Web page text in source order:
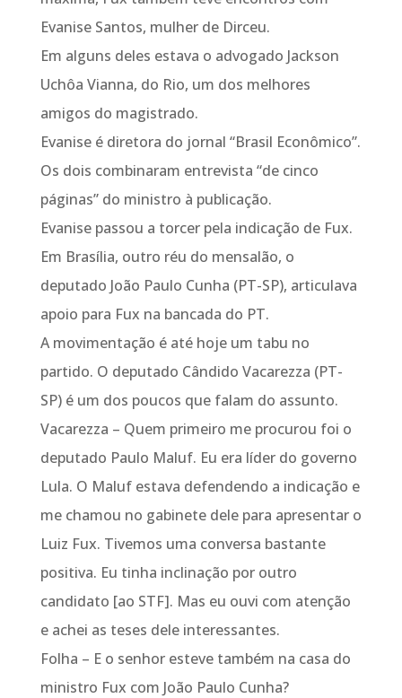
Evanise Santos, mulher de Dirceu.
Em alguns deles estava o advogado Jackson
Uchôa Vianna, do Rio, um dos melhores
amigos do magistrado.
Evanise é diretora do jornal “Brasil Econômico”.
Os dois combinaram entrevista “de cinco
páginas” do ministro à publicação.
Evanise passou a torcer pela indicação de Fux.
Em Brasília, outro réu do mensalão, o
deputado João Paulo Cunha (PT-SP), articulava
apoio para Fux na bancada do PT.
A movimentação é até hoje um tabu no
partido. O deputado Cândido Vacarezza (PT-
SP) é um dos poucos que falam do assunto.
Vacarezza – Quem primeiro me procurou foi o
deputado Paulo Maluf. Eu era líder do governo
Lula. O Maluf estava defendendo a indicação e
me chamou no gabinete dele para apresentar o
Luiz Fux. Tivemos uma conversa bastante
positiva. Eu tinha inclinação por outro
candidato [ao STF]. Mas eu ouvi com atenção
e achei as teses dele interessantes.
Folha – E o senhor esteve também na casa do
ministro Fux com João Paulo Cunha?